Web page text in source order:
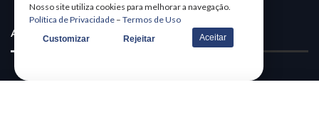
ASSINE A NOSSA NEWSLETTER!
Nosso site utiliza cookies para melhorar a navegação.
Política de Privacidade – Termos de Uso
Customizar Rejeitar Aceitar